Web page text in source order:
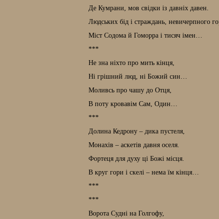
Де Кумрани, мов свідки із давніх давен.
Людських бід і страждань, невичерпного
Міст Содома й Гоморра і тисяч імен…
***
Не зна ніхто про мить кінця,
Ні грішний люд, ні Божий син…
Моливсь про чашу до Отця,
В поту кровавім Сам, Один…
***
Долина Кедрону – дика пустеля,
Монахів – аскетів давня оселя.
Фортеця для духу ці Божі місця.
В круг гори і скелі – нема їм кінця…
***
***
Ворота Судні на Голгофу,